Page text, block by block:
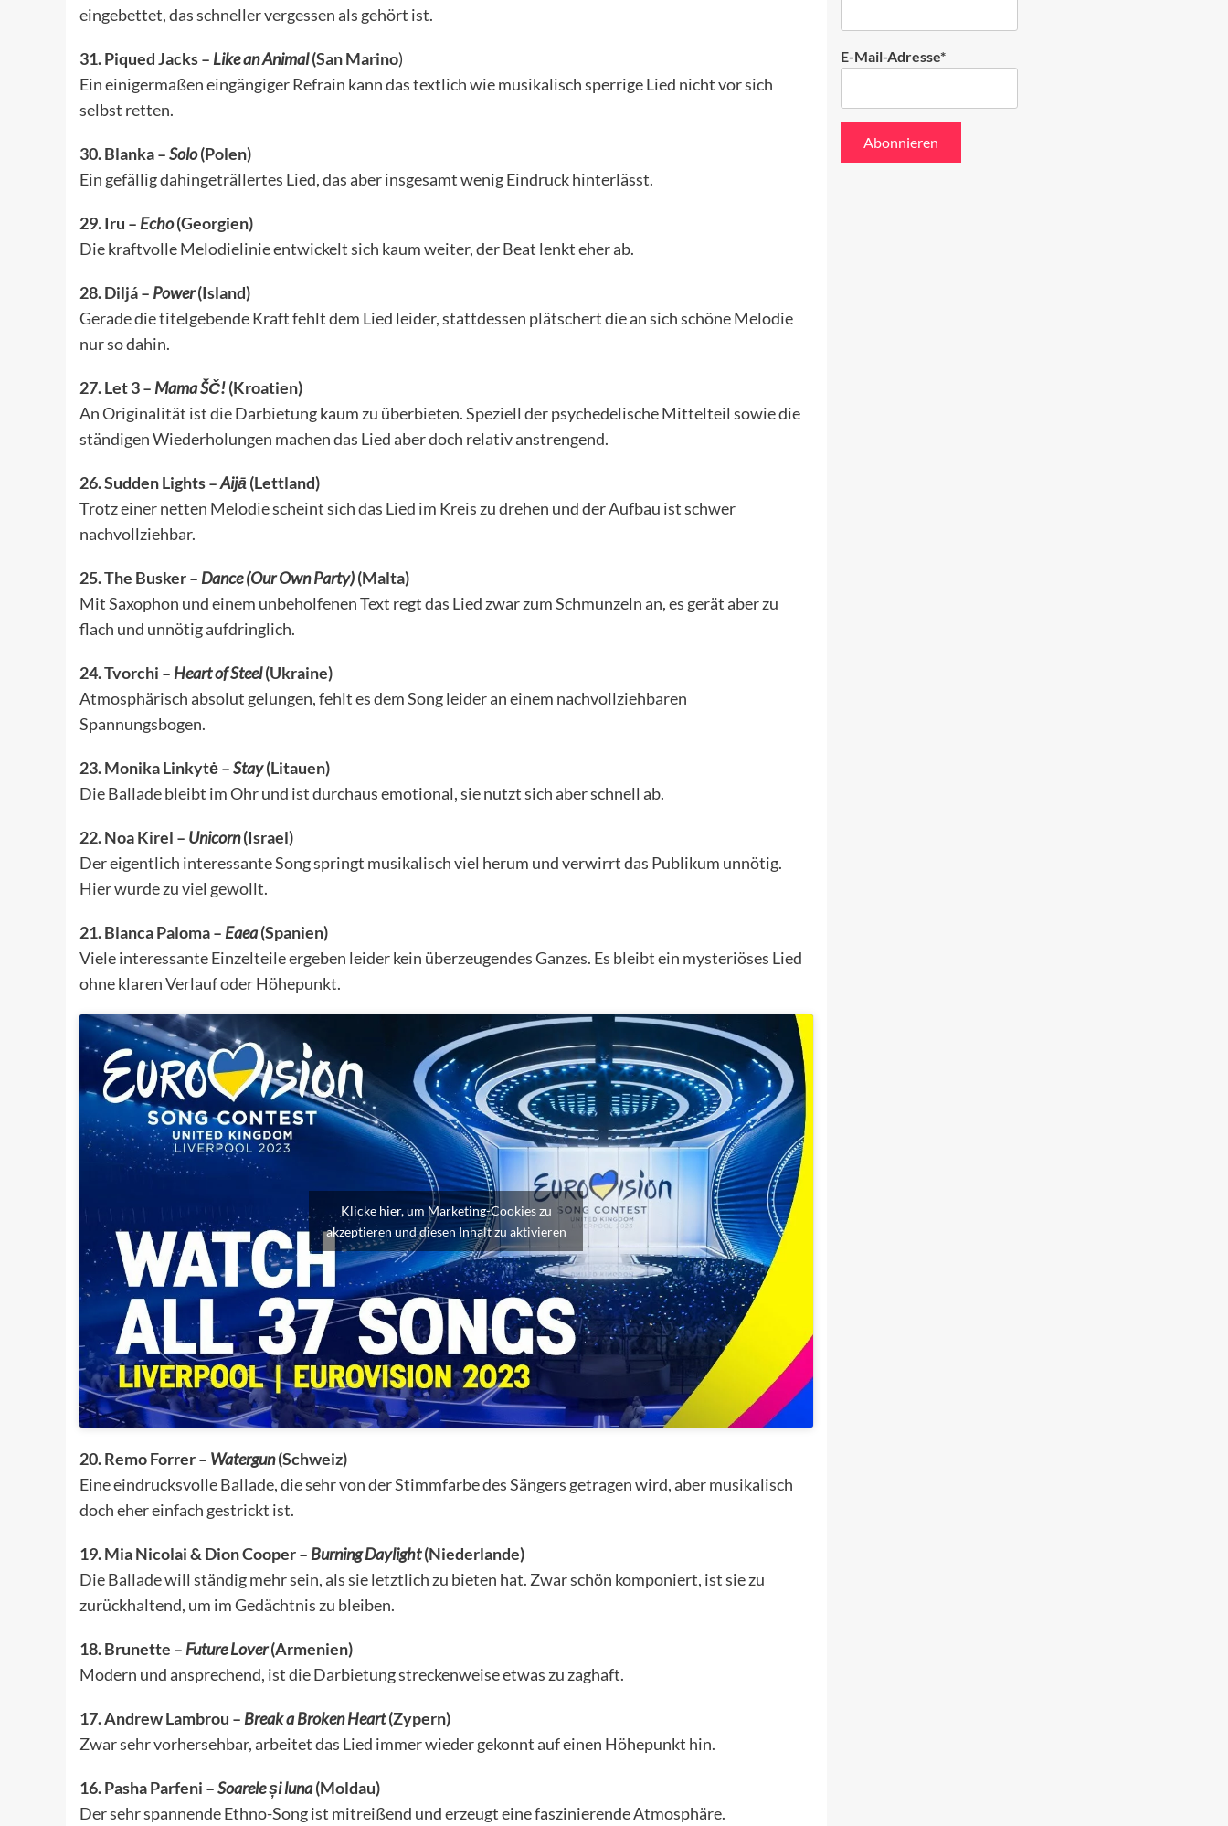
eingebettet, das schneller vergessen als gehört ist.
31. Piqued Jacks – Like an Animal(San Marino)
Ein einigermaßen eingängiger Refrain kann das textlich wie musikalisch sperrige Lied nicht vor sich
selbst retten.
30. Blanka –Solo(Polen)
Ein gefällig dahingeträllertes Lied, das aber insgesamt wenig Eindruck hinterlässt.
29. Iru – Echo(Georgien)
Die kraftvolle Melodielinie entwickelt sich kaum weiter, der Beat lenkt eher ab.
28. Diljá – Power(Island)
Gerade die titelgebende Kraft fehlt dem Lied leider, stattdessen plätschert die an sich schöne Melodie
nur so dahin.
27. Let 3 – Mama ŠČ!(Kroatien)
An Originalität ist die Darbietung kaum zu überbieten. Speziell der psychedelische Mittelteil sowie die
ständigen Wiederholungen machen das Lied aber doch relativ anstrengend.
26. Sudden Lights –Aijā(Lettland)
Trotz einer netten Melodie scheint sich das Lied im Kreis zu drehen und der Aufbau ist schwer
nachvollziehbar.
25. The Busker – Dance (Our Own Party)(Malta)
Mit Saxophon und einem unbeholfenen Text regt das Lied zwar zum Schmunzeln an, es gerät aber zu
flach und unnötig aufdringlich.
24. Tvorchi – Heart of Steel(Ukraine)
Atmosphärisch absolut gelungen, fehlt es dem Song leider an einem nachvollziehbaren
Spannungsbogen.
23. Monika Linkytė –Stay(Litauen)
Die Ballade bleibt im Ohr und ist durchaus emotional, sie nutzt sich aber schnell ab.
22. Noa Kirel – Unicorn(Israel)
Der eigentlich interessante Song springt musikalisch viel herum und verwirrt das Publikum unnötig.
Hier wurde zu viel gewollt.
21. Blanca Paloma – Eaea(Spanien)
Viele interessante Einzelteile ergeben leider kein überzeugendes Ganzes. Es bleibt ein mysteriöses Lied
ohne klaren Verlauf oder Höhepunkt.
Klicke hier, um Marketing-Cookies zu
akzeptieren und diesen Inhalt zu aktivieren
20. Remo Forrer – Watergun(Schweiz)
Eine eindrucksvolle Ballade, die sehr von der Stimmfarbe des Sängers getragen wird, aber musikalisch
doch eher einfach gestrickt ist.
19. Mia Nicolai & Dion Cooper – Burning Daylight(Niederlande)
Die Ballade will ständig mehr sein, als sie letztlich zu bieten hat. Zwar schön komponiert, ist sie zu
zurückhaltend, um im Gedächtnis zu bleiben.
18. Brunette – Future Lover(Armenien)
Modern und ansprechend, ist die Darbietung streckenweise etwas zu zaghaft.
17. Andrew Lambrou – Break a Broken Heart(Zypern)
Zwar sehr vorhersehbar, arbeitet das Lied immer wieder gekonnt auf einen Höhepunkt hin.
16. Pasha Parfeni –Soarele și luna(Moldau)
Der sehr spannende Ethno-Song ist mitreißend und erzeugt eine faszinierende Atmosphäre.
E-Mail-Adresse*